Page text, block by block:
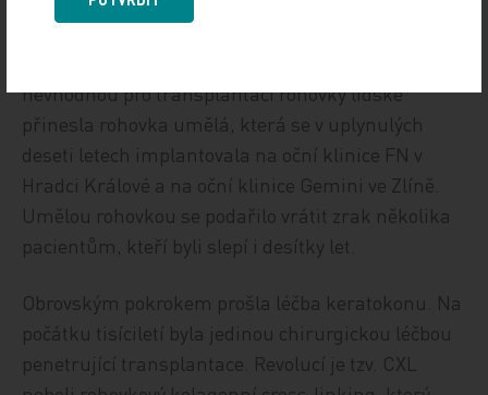
nevhodnou pro transplantaci rohovky lidské
přinesla rohovka umělá, která se v uplynulých
deseti letech implantovala na oční klinice FN v
Hradci Králové a na oční klinice Gemini ve Zlíně.
Umělou rohovkou se podařilo vrátit zrak několika
pacientům, kteří byli slepí i desítky let.
Obrovským pokrokem prošla léčba keratokonu. Na
počátku tisíciletí byla jedinou chirurgickou léčbou
penetrující transplantace. Revolucí je tzv. CXL